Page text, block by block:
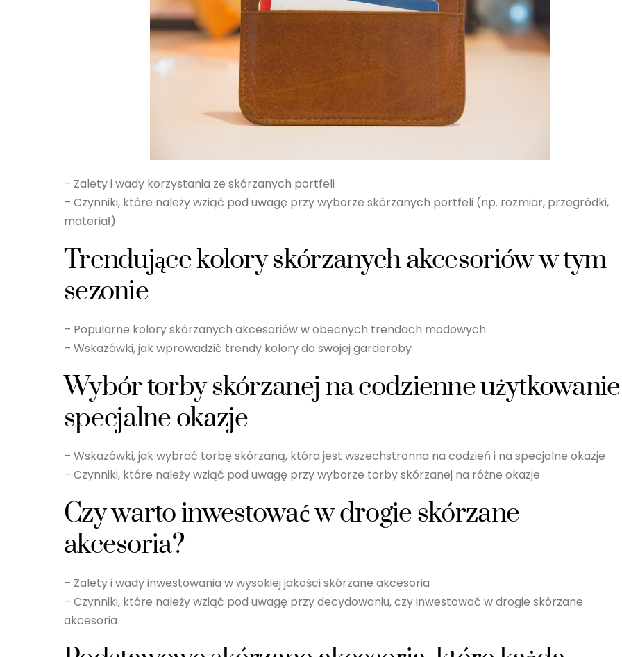
– Zalety i wady korzystania ze skórzanych portfeli
– Czynniki, które należy wziąć pod uwagę przy wyborze skórzanych portfeli (np. rozmiar, przegródki,
materiał)
Trendujące kolory skórzanych akcesoriów w tym
sezonie
– Popularne kolory skórzanych akcesoriów w obecnych trendach modowych
– Wskazówki, jak wprowadzić trendy kolory do swojej garderoby
Wybór torby skórzanej na codzienne
specjalne okazje
– Wskazówki, jak wybrać torbę skórzaną, która jest wszechstronna na codzień i na specjalne okazje
– Czynniki, które należy wziąć pod uwagę przy wyborze torby skórzanej na różne okazje
Czy warto inwestować w drogie skórzane
akcesoria?
– Zalety i wady inwestowania w wysokiej jakości skórzane akcesoria
– Czynniki, które należy wziąć pod uwagę przy decydowaniu, czy inwestować w drogie skórzane
akcesoria